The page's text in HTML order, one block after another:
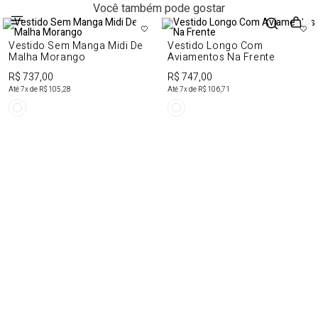
Você também pode gostar
Vestido Sem Manga Midi De
Malha Morango
R$ 737,00
Até7x de R$ 105,28
Vestido Longo Com
Aviamentos Na Frente
R$ 747,00
Até7x de R$ 106,71